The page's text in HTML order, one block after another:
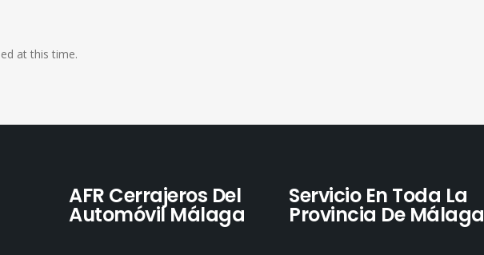
at this time.
AFR Cerrajeros Del
Automóvil Málaga
Servicio En Toda La
Provincia De Málaga